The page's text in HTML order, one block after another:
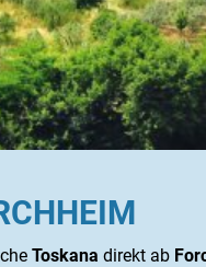
Toskana direkt ab